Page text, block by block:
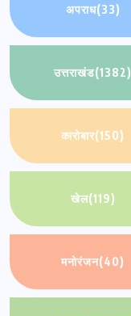
अपराध(33)
उत्तराखंड(1382)
कारोबार(150)
खेल(119)
मनोरंजन(40)